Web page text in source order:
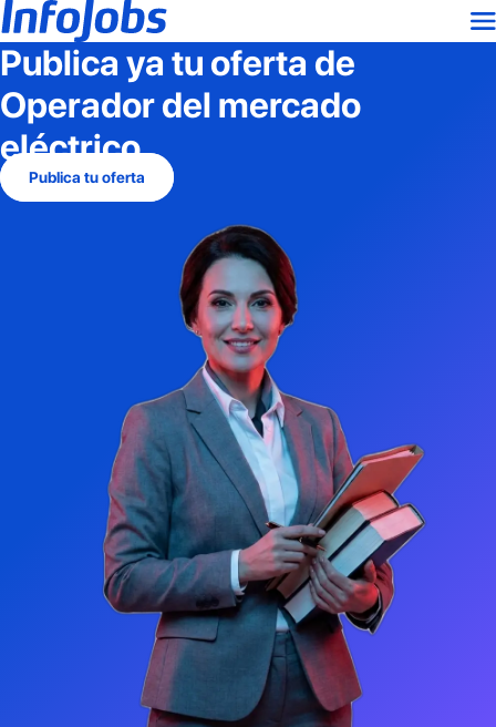
Publica ya tu oferta de
Operador del mercado
eléctrico
Publica tu oferta